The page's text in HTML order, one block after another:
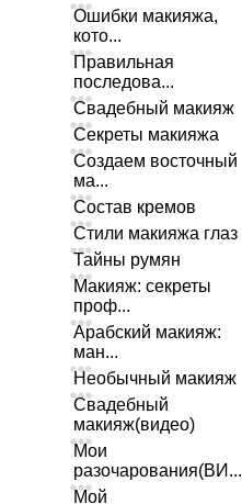
Ошибки макияжа,
кото...
Правильная
последова...
Свадебный макияж
Секреты макияжа
Создаем восточный
ма...
Состав кремов
Стили макияжа глаз
Тайны румян
Макияж: секреты
проф...
Арабский макияж:
ман...
Необычный макияж
Свадебный
макияж(видео)
Мои
разочарования(ВИ...
Мой